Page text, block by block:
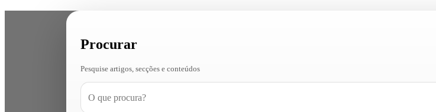
Procurar
Pesquise artigos, secções e conteúdos